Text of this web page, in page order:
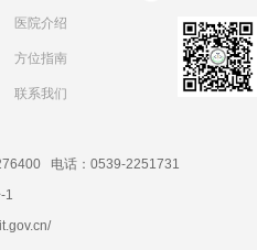
医院介绍
方位指南
联系我们
电话：0539-2251731
1